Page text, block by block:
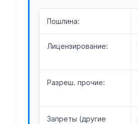
Пошлина:
Лицензирование:
Разреш. прочие:
Запреты (другие